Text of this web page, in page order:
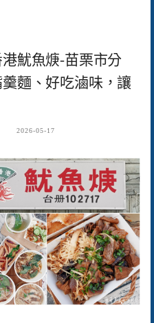
港魷魚焿-苗栗市分
麵、好吃滷味，讓
2026-05-17